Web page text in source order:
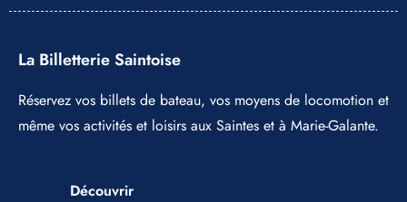
La Billetterie Saintoise
Réservez vos billets de bateau, vos moyens de locomotion et
même vos activités et loisirs aux Saintes et à Marie-Galante.
Découvrir